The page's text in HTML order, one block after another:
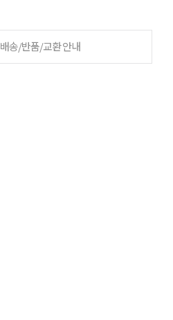
배송/반품/교환 안내